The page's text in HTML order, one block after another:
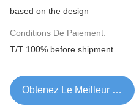
based on the design
Conditions De Paiement:
T/T 100% before shipment
Obtenez Le Meilleur Prix